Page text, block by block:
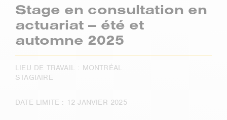
Stage en consultation en
actuariat – été et
automne 2025
LIEU DE TRAVAIL : MONTRÉAL
STAGIAIRE
DATE LIMITE : 12 JANVIER 2025